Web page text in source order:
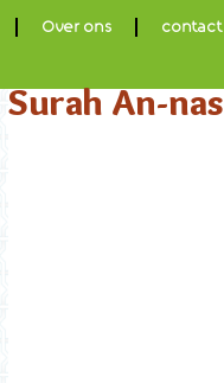
Over ons contact
Surah An-nas